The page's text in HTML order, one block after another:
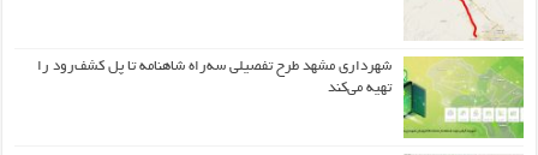
شهرداری مشهد طرح تفصیلی سه‌راه شاهنامه تا پل کشف‌رود را
تهیه می‌کند